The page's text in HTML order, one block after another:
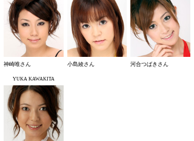
神崎唯さん 小島綾さん 河合つばきさん
YUKA KAWAKITA